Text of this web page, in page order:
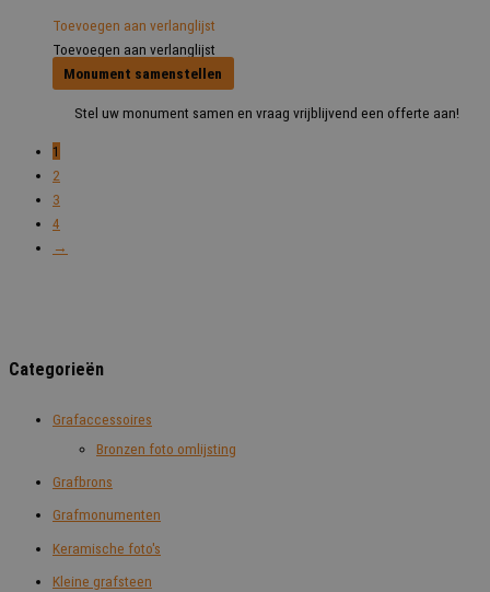
Categorieën
Grafaccessoires
Bronzen foto omlijsting
Grafbrons
Grafmonumenten
Keramische foto's
Kleine grafsteen
Toevoegen aan verlanglijst
Toevoegen aan verlanglijst
Monument samenstellen
Stel uw monument samen en vraag vrijblijvend een offerte aan!
1
2
3
4
→